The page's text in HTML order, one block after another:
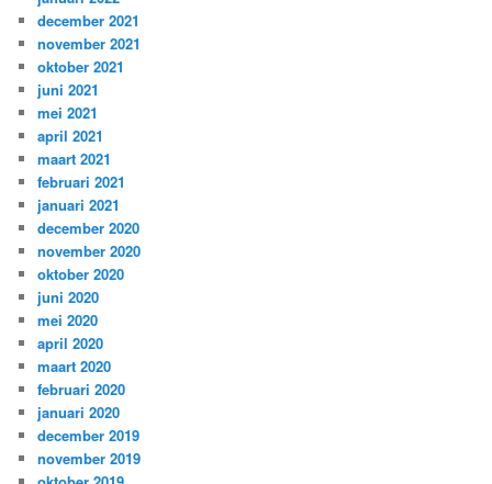
december 2021
november 2021
oktober 2021
juni 2021
mei 2021
april 2021
maart 2021
februari 2021
januari 2021
december 2020
november 2020
oktober 2020
juni 2020
mei 2020
april 2020
maart 2020
februari 2020
januari 2020
december 2019
november 2019